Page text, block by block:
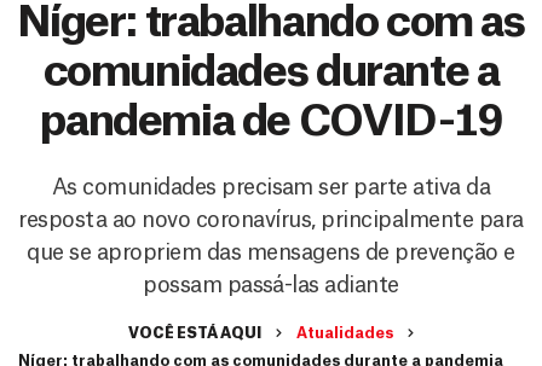
Níger: trabalhando com as
comunidades durante a
pandemia de COVID-19
As comunidades precisam ser parte ativa da
resposta ao novo coronavírus, principalmente para
que se apropriem das mensagens de prevenção e
possam passá-las adiante
VOCÊ ESTÁ AQUI
Atualidades
Níger: trabalhando com as comunidades durante a pandemia